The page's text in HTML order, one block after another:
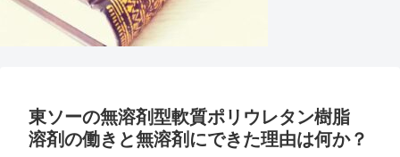
東ソーの無溶剤型軟質ポリウレタン樹脂
溶剤の働きと無溶剤にできた理由は何か？